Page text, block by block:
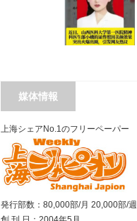
媒体情報
上海シェアNo.1のフリーペーパー
発行部数：80,000部/月 20,000部/週